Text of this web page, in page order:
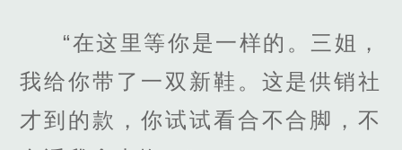
“在这里等你是一样的。三姐，
我给你带了一双新鞋。这是供销社
才到的款，你试试看合不合脚，不